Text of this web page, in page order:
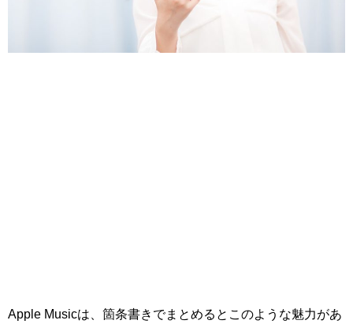
Apple Musicは、箇条書きでまとめるとこのような魅力があ